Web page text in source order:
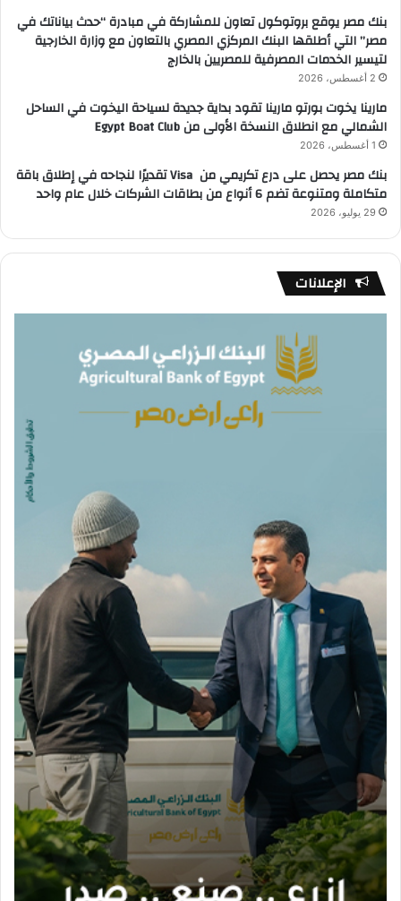
بنك مصر يوقع بروتوكول تعاون للمشاركة في مبادرة “حدث بياناتك في
مصر” التي أطلقها البنك المركزي المصري بالتعاون مع وزارة الخارجية
لتيسير الخدمات المصرفية للمصريين بالخارج
2 أغسطس، 2026
مارينا يخوت بورتو مارينا تقود بداية جديدة لسياحة اليخوت في الساحل
الشمالي مع انطلاق النسخة الأولى من Egypt Boat Club
1 أغسطس، 2026
بنك مصر يحصل على درع تكريمي من Visa تقديرًا لنجاحه في إطلاق باقة
متكاملة ومتنوعة تضم 6 أنواع من بطاقات الشركات خلال عام واحد
29 يوليو، 2026
الإعلانات